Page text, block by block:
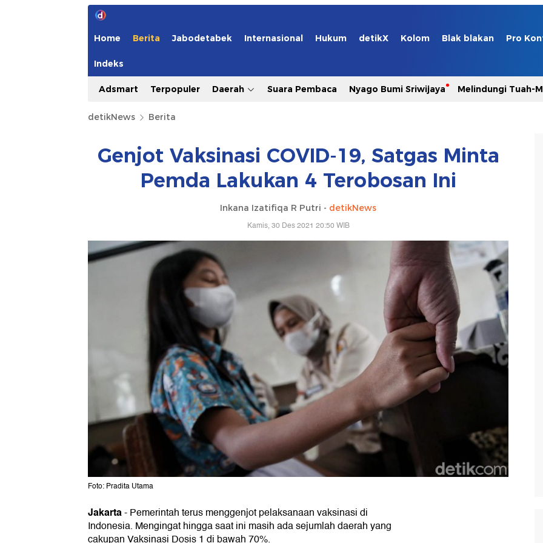
Home Berita Jabodetabek Internasional Hukum detikX Kolom Blak blakan Pro
Indeks
Adsmart Terpopuler Daerah Suara Pembaca Nyago Bumi Sriwijaya Melindungi Tuah-
detikNews Berita
Genjot Vaksinasi COVID-19, Satgas Minta
Pemda Lakukan 4 Terobosan Ini
Inkana Izatifiqa R Putri - detikNews
Kamis, 30 Des 2021 20:50 WIB
Foto: Pradita Utama
Jakarta-Pemerintah terus menggenjot pelaksanaan vaksinasi di
Indonesia. Mengingat hingga saat ini masih ada sejumlah daerah yang
cakupan Vaksinasi Dosis 1 di bawah 70%.